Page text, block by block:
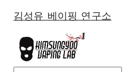
김성유 베이핑 연구소